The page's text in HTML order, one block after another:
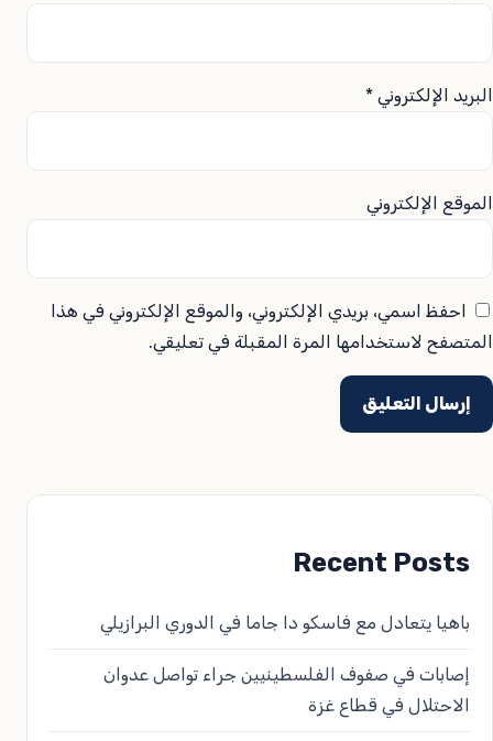
البريد الإلكتروني *
الموقع الإلكتروني
احفظ اسمي، بريدي الإلكتروني، والموقع الإلكتروني في هذا
المتصفح لاستخدامها المرة المقبلة في تعليقي.
Recent Posts
باهيا يتعادل مع فاسكو دا جاما في الدوري البرازيلي
إصابات في صفوف الفلسطينيين جراء تواصل عدوان
الاحتلال في قطاع غزة